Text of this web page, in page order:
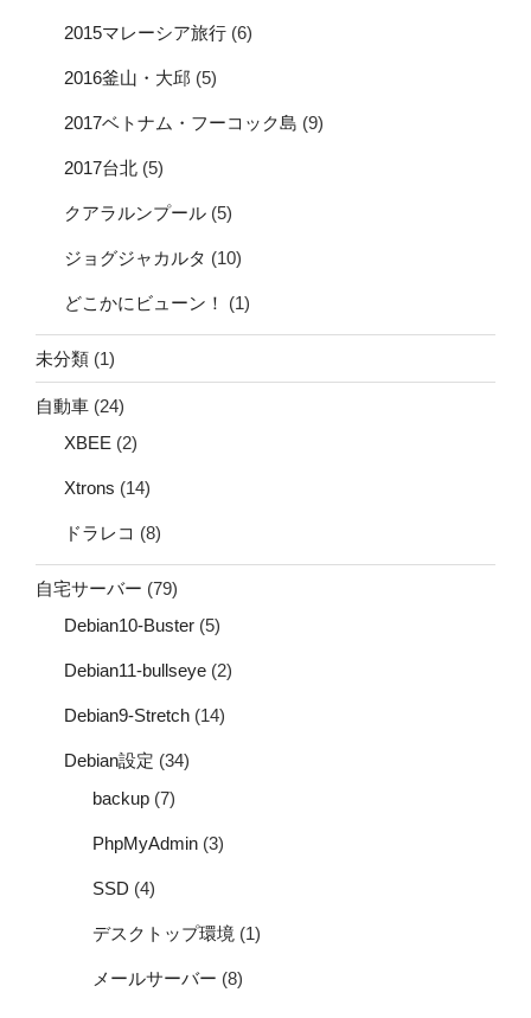
2015マレーシア旅行 (6)
2016釜山・大邱 (5)
2017ベトナム・フーコック島 (9)
2017台北 (5)
クアラルンプール (5)
ジョグジャカルタ (10)
どこかにビューン！ (1)
未分類 (1)
自動車 (24)
XBEE (2)
Xtrons (14)
ドラレコ (8)
自宅サーバー (79)
Debian10-Buster (5)
Debian11-bullseye (2)
Debian9-Stretch (14)
Debian設定 (34)
backup (7)
PhpMyAdmin (3)
SSD (4)
デスクトップ環境 (1)
メールサーバー (8)